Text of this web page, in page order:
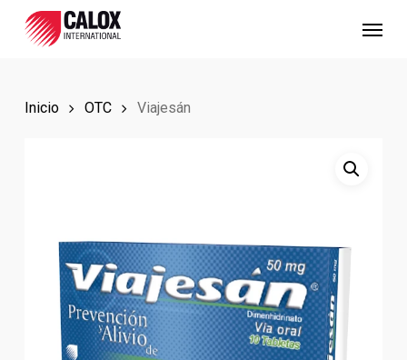
Inicio OTC Viajesán